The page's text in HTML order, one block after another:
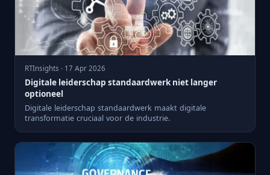
RTInsights · 17 Apr 2026
Digitale leiderschap standaardwerk niet langer
optioneel
Digitale leiderschap standaardwerk maakt digitale
transformatie cruciaal voor de industrie.